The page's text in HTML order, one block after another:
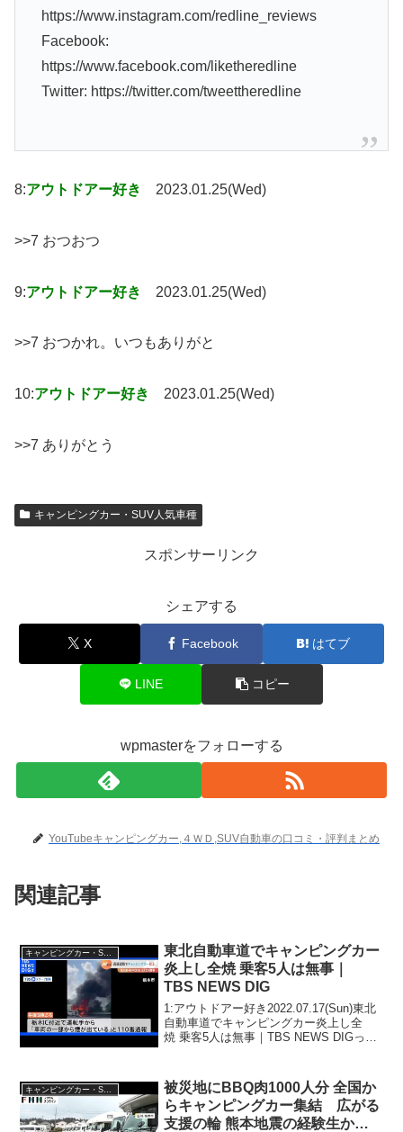
https://www.instagram.com/redline_reviews
Facebook:
https://www.facebook.com/liketheredline
Twitter: https://twitter.com/tweettheredline
8:アウトドアー好き 2023.01.25(Wed)
>>7 おつおつ
9:アウトドアー好き 2023.01.25(Wed)
>>7 おつかれ。いつもありがと
10:アウトドアー好き 2023.01.25(Wed)
>>7 ありがとう
キャンピングカー・SUV人気車種
スポンサーリンク
シェアする
X Facebook はてブ
LINE コピー
wpmasterをフォローする
YouTubeキャンピングカー,４ＷＤ,SUV自動車の口コミ・評判まとめ
関連記事
東北自動車道でキャンピングカー
炎上し全焼 乗客5人は無事｜
TBS NEWS DIG
1:アウトドアー好き2022.07.17(Sun)東北
自動車道でキャンピングカー炎上し全
焼 乗客5人は無事｜TBS NEWS DIGって
動画は注目です...
キャンピングカー・SUV人気車種
被災地にBBQ肉1000人分 全国か
らキャンピングカー集結 広がる
支援の輪 熊本地震の経験生かす